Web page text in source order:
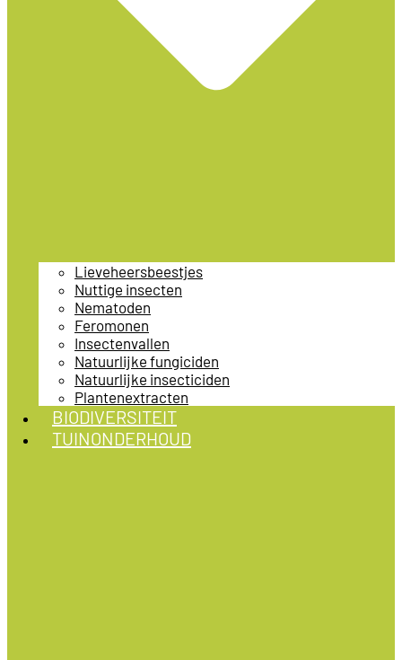
Lieveheersbeestjes
Nuttige insecten
Nematoden
Feromonen
Insectenvallen
Natuurlijke fungiciden
Natuurlijke insecticiden
Plantenextracten
BIODIVERSITEIT
TUINONDERHOUD